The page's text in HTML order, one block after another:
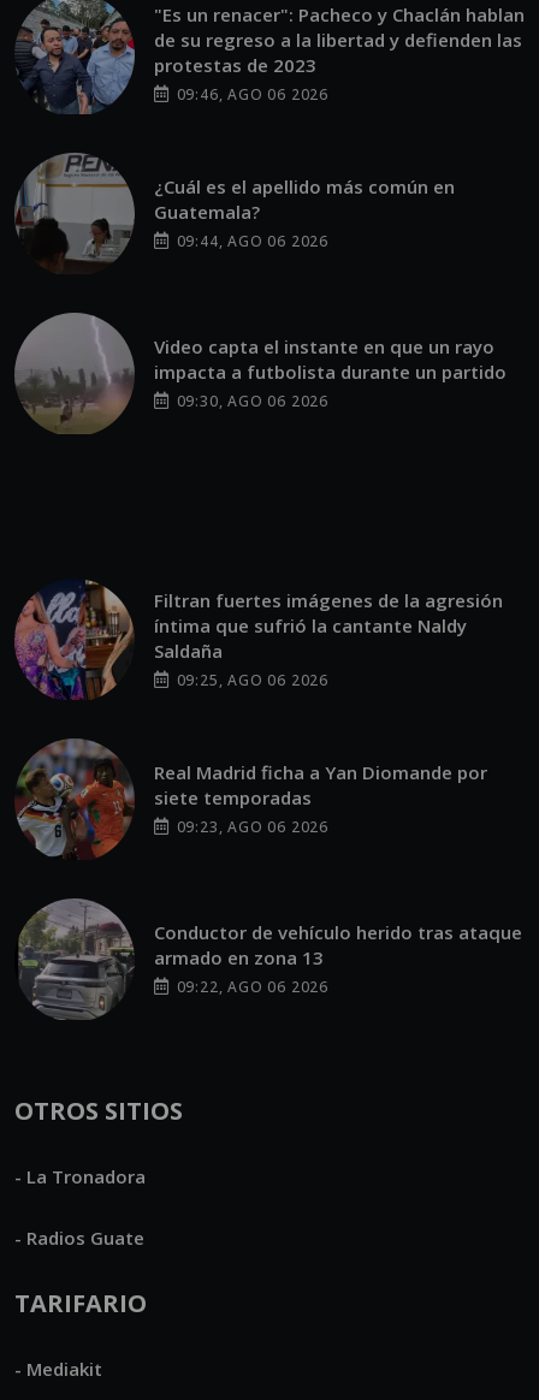
"Es un renacer": Pacheco y Chaclán hablan
de su regreso a la libertad y defienden las
protestas de 2023
09:46, AGO 06 2026
¿Cuál es el apellido más común en
Guatemala?
09:44, AGO 06 2026
Video capta el instante en que un rayo
impacta a futbolista durante un partido
09:30, AGO 06 2026
Filtran fuertes imágenes de la agresión
íntima que sufrió la cantante Naldy
Saldaña
09:25, AGO 06 2026
Real Madrid ficha a Yan Diomande por
siete temporadas
09:23, AGO 06 2026
Conductor de vehículo herido tras ataque
armado en zona 13
09:22, AGO 06 2026
OTROS SITIOS
- La Tronadora
- Radios Guate
TARIFARIO
- Mediakit